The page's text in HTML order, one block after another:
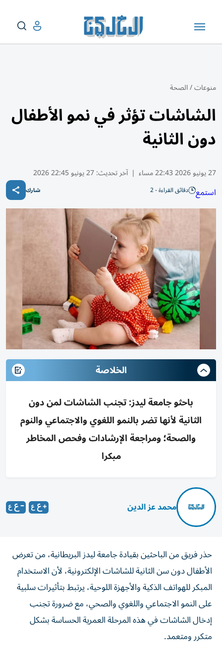
منوعات/الصحة
الشاشات تؤثر في نمو الأطفال
دون الثانية
27 يونيو 2026 22:43 مساء | آخر تحديث:27 يونيو 22:45 2026
استمع دقائق القراءة - 2 شارك
الخلاصة
باحثو جامعة ليدز: تجنب الشاشات لمن دون
الثانية لأنها تضر بالنمو اللغوي والاجتماعي والنوم
والصحة؛ ومراجعة الإرشادات وفحص المخاطر
مبكرا
محمد عز الدين
حذر فريق من الباحثين بقيادة جامعة ليدز البريطانية، من تعرض
الأطفال دون سن الثانية للشاشات الإلكترونية، لأن الاستخدام
المبكر للهواتف الذكية والأجهزة اللوحية، يرتبط بتأثيرات سلبية
على النمو الاجتماعي واللغوي والصحي، مع ضرورة تجنب
إدخال الشاشات في هذه المرحلة العمرية الحساسة بشكل
متكرر ومتعمد.